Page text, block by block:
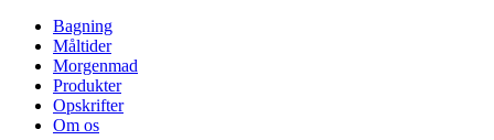
Bagning
Måltider
Morgenmad
Produkter
Opskrifter
Om os